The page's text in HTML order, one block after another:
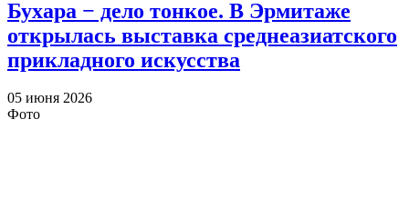
Бухара − дело тонкое. В Эрмитаже
открылась выставка среднеазиатского
прикладного искусства
05 июня 2026
Фото